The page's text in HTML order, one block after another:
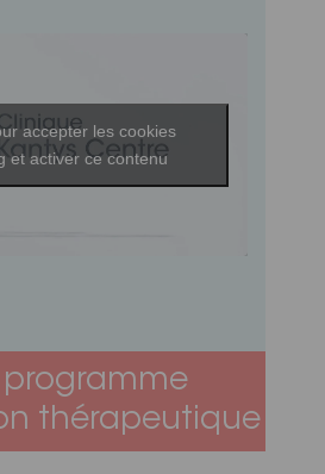
accepter les cookies
et activer ce contenu
programme
thérapeutique